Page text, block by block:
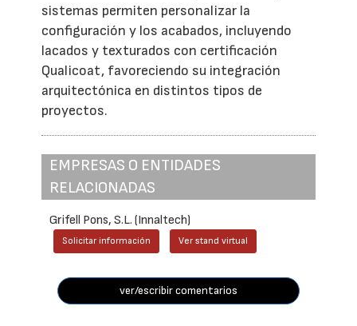
sistemas permiten personalizar la
configuración y los acabados, incluyendo
lacados y texturados con certificación
Qualicoat, favoreciendo su integración
arquitectónica en distintos tipos de
proyectos.
EMPRESAS O ENTIDADES
RELACIONADAS
Grifell Pons, S.L. (Innaltech)
Solicitar información Ver stand virtual
ver/escribir comentarios